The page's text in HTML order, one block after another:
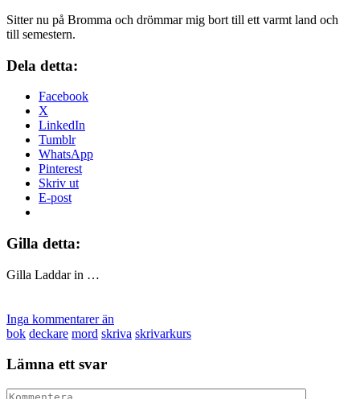
Sitter nu på Bromma och drömmar mig bort till ett varmt land och
till semestern.
Dela detta:
Facebook
X
LinkedIn
Tumblr
WhatsApp
Pinterest
Skriv ut
E-post
Gilla detta:
Gilla Laddar in …
Inga kommentarer än
bok deckare mord skriva skrivarkurs
Lämna ett svar